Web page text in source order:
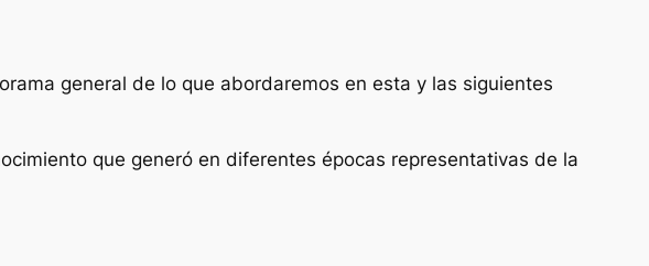
general de lo que abordaremos en esta y las siguientes
que generó en diferentes épocas representativas de la